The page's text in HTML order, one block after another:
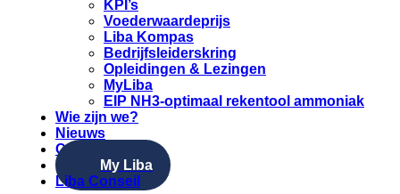
KPI’s
Voederwaardeprijs
Liba Kompas
Bedrijfsleiderskring
Opleidingen & Lezingen
MyLiba
EIP NH3-optimaal rekentool ammoniak
Wie zijn we?
Nieuws
Contact
My Liba
Liba Conseil